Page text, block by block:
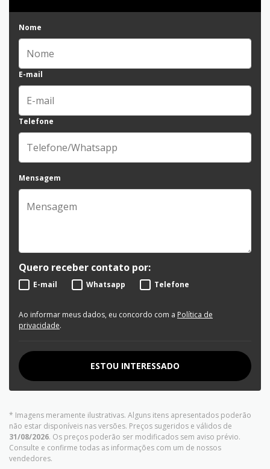
Nome
E-mail
Telefone
Mensagem
Quero receber contato por:
E-mail Whatsapp Telefone
Ao informar meus dados, eu concordo com a Política de
privacidade.
ESTOU INTERESSADO
* Imagens meramente ilustrativas. Alguns itens apresentados poderão
não estar disponíveis nas versões. Preços sugeridos e válidos de
31/08/2026. Os preços poderão ser modificados sem aviso prévio.
Consulte e confirme todas as informações com um de nossos
vendedores.